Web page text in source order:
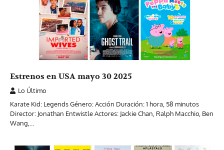
Estrenos en USA mayo 30 2025
Lo Último
Karate Kid: Legends Género: Acción Duración: 1 hora, 58 minutos
Director: Jonathan Entwistle Actores: Jackie Chan, Ralph Macchio, Ben
Wang,…